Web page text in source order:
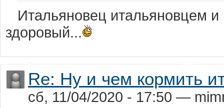
Итальяновец итальяновцем и
здоровый...
Re: Ну и чем кормить
сб, 11/04/2020 - 17:50 —